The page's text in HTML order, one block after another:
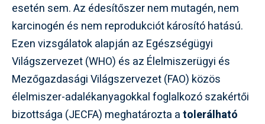
esetén sem. Az édesítőszer nem mutagén, nem
karcinogén és nem reprodukciót károsító hatású.
Ezen vizsgálatok alapján az Egészségügyi
Világszervezet (WHO) és az Élelmiszerügyi és
Mezőgazdasági Világszervezet (FAO) közös
élelmiszer-adalékanyagokkal foglalkozó szakértői
bizottsága (JECFA) meghatározta atolerálható